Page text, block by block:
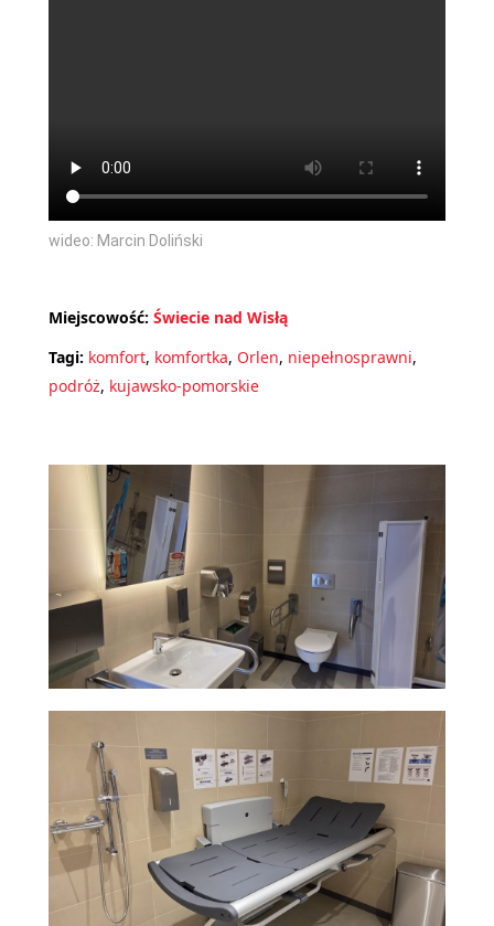
wideo: Marcin Doliński
Miejscowość: Świecie nad Wisłą
Tagi: komfort, komfortka, Orlen, niepełnosprawni,
podróż, kujawsko-pomorskie